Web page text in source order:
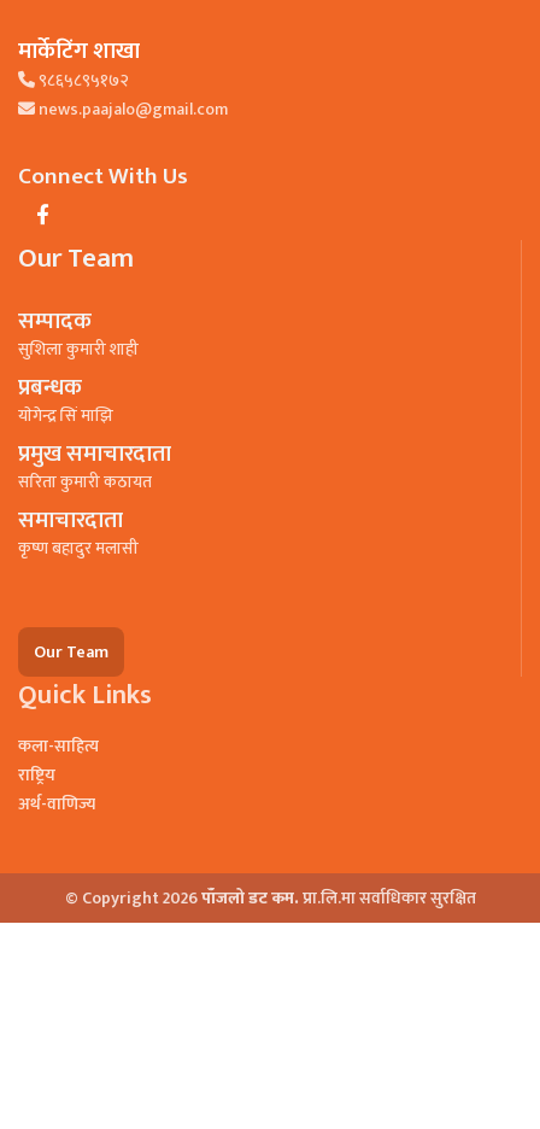
मार्केटिंग शाखा
९८६५८९५१७२
news.paajalo@gmail.com
Connect With Us
Our Team
सम्पादक
सुशिला कुमारी शाही
प्रबन्धक
याेगेन्द्र सिं माझि
प्रमुख समाचारदाता
सरिता कुमारी कठायत
समाचारदाता
कृष्ण बहादुर मलासी
Our Team
Quick Links
कला-साहित्य
राष्ट्रिय
अर्थ-वाणिज्य
© Copyright 2026पाँजलो डट कम.प्रा.लि.मा सर्वाधिकार सुरक्षित